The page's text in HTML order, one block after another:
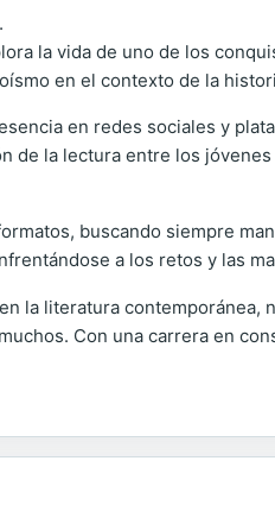
la vida de uno de los
en el contexto de la
en redes sociales y
de la lectura entre los
buscando siempre
a los retos y las
la literatura
Con una carrera en